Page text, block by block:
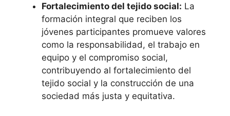
Fortalecimiento del tejido social: La
formación integral que reciben los
jóvenes participantes promueve valores
como la responsabilidad, el trabajo en
equipo y el compromiso social,
contribuyendo al fortalecimiento del
tejido social y la construcción de una
sociedad más justa y equitativa.